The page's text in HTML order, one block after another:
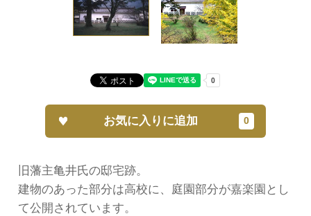
旧藩主亀井氏の邸宅跡。
建物のあった部分は高校に、庭園部分が嘉楽園とし
て公開されています。
お気に入りに追加